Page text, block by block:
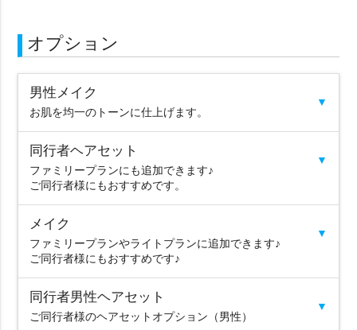
オプション
▼
男性メイク
お肌を均一のトーンに仕上げます。
▼
同行者ヘアセット
ファミリープランにも追加できます♪
ご同行者様にもおすすめです。
▼
メイク
ファミリープランやライトプランに追加できます♪
ご同行者様にもおすすめです♪
▼
同行者男性ヘアセット
ご同行者様のヘアセットオプション（男性）